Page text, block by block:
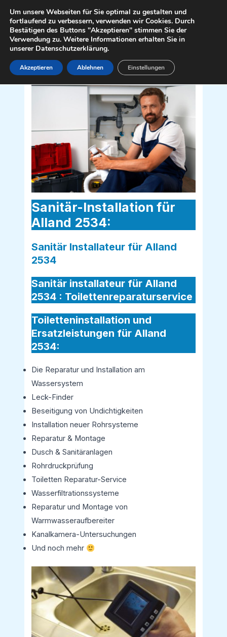
Inhalt
springen
Sanitär Installateur für Alland 2534
Sanitär-Installation für
Alland 2534:
Sanitär Installateur für Alland
2534
Sanitär installateur für Alland
2534 : Toilettenreparaturservice
Toiletteninstallation und
Ersatzleistungen für Alland
2534:
Die Reparatur und Installation am
Wassersystem
Leck-Finder
Beseitigung von Undichtigkeiten
Installation neuer Rohrsysteme
Reparatur & Montage
Dusch & Sanitäranlagen
Rohrdruckprüfung
Toiletten Reparatur-Service
Wasserfiltrationssysteme
Reparatur und Montage von
Warmwasseraufbereiter
Kanalkamera-Untersuchungen
Und noch mehr
Um unsere Webseiten für Sie optimal zu gestalten und
fortlaufend zu verbessern, verwenden wir Cookies. Durch
Bestätigen des Buttons "Akzeptieren" stimmen Sie der
Verwendung zu. Weitere Informationen erhalten Sie in
unserer Datenschutzerklärung.
Akzeptieren Ablehnen Einstellungen